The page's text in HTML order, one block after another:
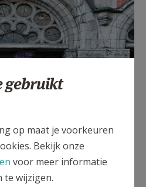
gebruikt
op maat je voorkeuren
Bekijk onze
voor meer informatie
te wijzigen.